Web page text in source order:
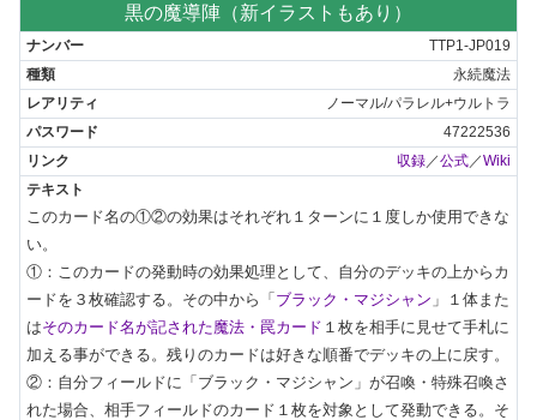
黒の魔導陣（新イラストもあり）
TTP1-JP019
永続魔法
ノーマル/パラレル+ウルトラ
47222536
収録 ／公式 ／Wiki
このカード名の①②の効果はそれぞれ１ターンに１度しか使用できな
い。
①：このカードの発動時の効果処理として、自分のデッキの上からカ
ードを３枚確認する。その中から「 ブラック・マジシャン 」１体また
はそのカード名が記された魔法・罠カード １枚を相手に見せて手札に
加える事ができる。残りのカードは好きな順番でデッキの上に戻す。
②：自分フィールドに「ブラック・マジシャン」が召喚・特殊召喚さ
れた場合、相手フィールドのカード１枚を対象として発動できる。そ